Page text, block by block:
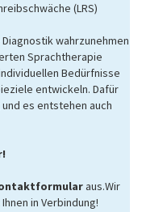
(LRS)
wahrzunehmen
Sprachtherapie
Bedürfnisse
entwickeln. Dafür
es entstehen auch
aus.Wir
in Verbindung!